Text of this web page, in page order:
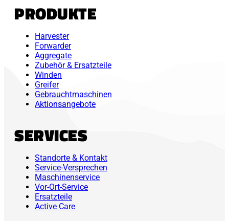
PRODUKTE
Harvester
Forwarder
Aggregate
Zubehör & Ersatzteile
Winden
Greifer
Gebrauchtmaschinen
Aktionsangebote
SERVICES
Standorte & Kontakt
Service-Versprechen
Maschinenservice
Vor-Ort-Service
Ersatzteile
Active Care